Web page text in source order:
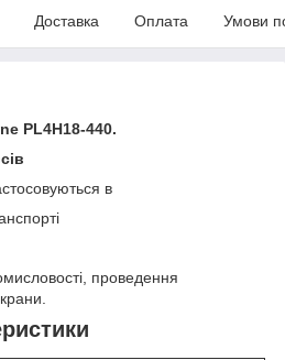
Доставка Оплата Умови
PL4H18-440.
в
проведення